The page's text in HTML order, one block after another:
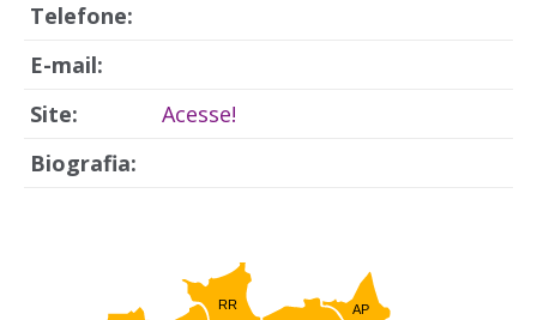
Telefone:
E-mail:
Site:
Acesse!
Biografia:
AP
RR